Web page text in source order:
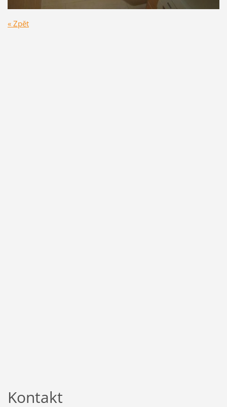
« Zpět
Kontakt